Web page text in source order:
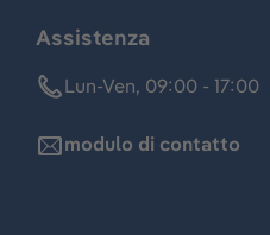
Assistenza
Lun-Ven, 09:00 - 17:00
modulo di contatto